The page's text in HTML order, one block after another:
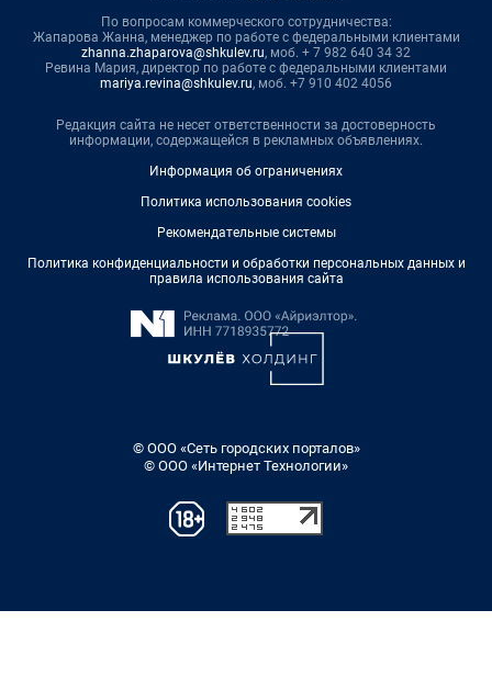
По вопросам коммерческого сотрудничества:
Жапарова Жанна, менеджер по работе с федеральными клиентами
zhanna.zhaparova@shkulev.ru, моб. + 7 982 640 34 32
Ревина Мария, директор по работе с федеральными клиентами
mariya.revina@shkulev.ru, моб. +7 910 402 4056
Редакция сайта не несет ответственности за достоверность
информации, содержащейся в рекламных объявлениях.
Информация об ограничениях
Политика использования cookies
Рекомендательные системы
Политика конфиденциальности и обработки персональных данных и
правила использования сайта
© ООО «Сеть городских порталов»
© ООО «Интернет Технологии»